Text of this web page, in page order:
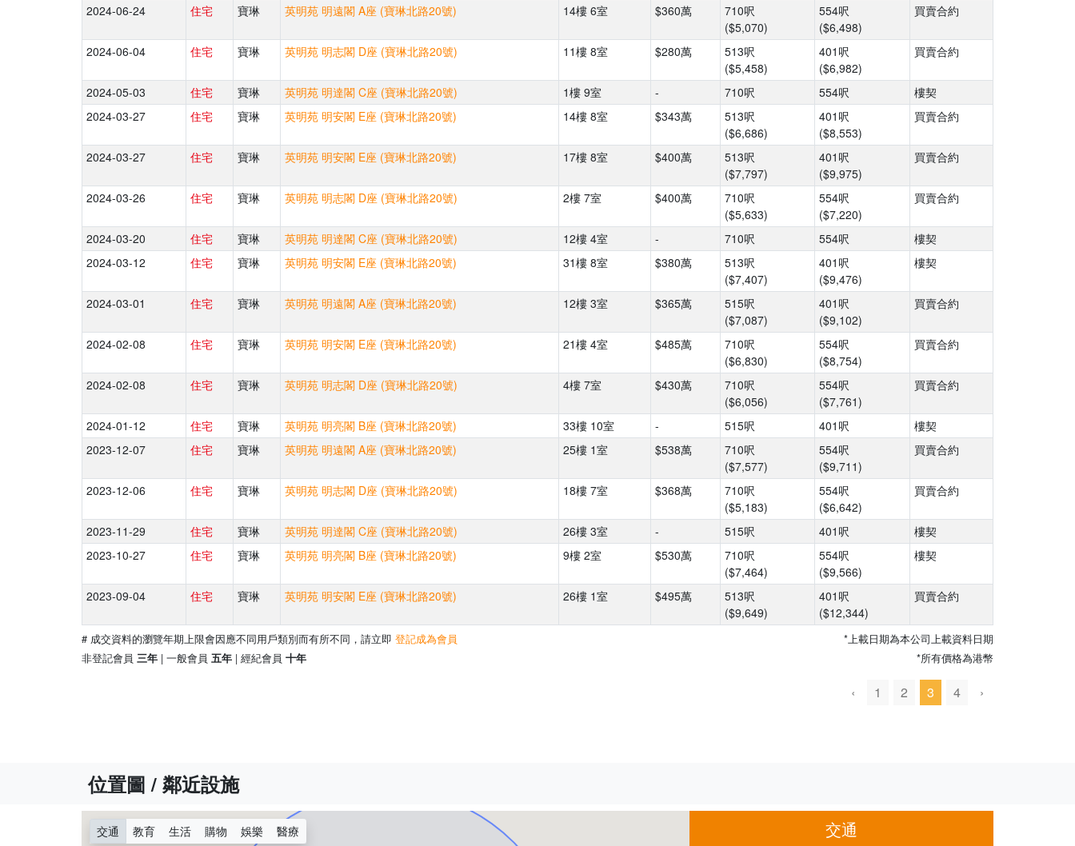
2024-06-24 住宅 寶琳 英明苑 明遠閣 A座 (寶琳北路20號) 14樓 6室 $360萬
710呎
($5,070)
554呎
($6,498)
買賣合約
2024-06-04 住宅 寶琳 英明苑 明志閣 D座 (寶琳北路20號) 11樓 8室 $280萬
513呎
($5,458)
401呎
($6,982)
買賣合約
2024-05-03 住宅 寶琳 英明苑 明達閣 C座 (寶琳北路20號) 1樓 9室 - 710呎 554呎
樓契
2024-03-27
住宅 寶琳 英明苑 明安閣 E座 (寶琳北路20號) 14樓 8室 $343萬
513呎
($6,686)
401呎
($8,553)
買賣合約
2024-03-27 住宅 寶琳 英明苑 明安閣 E座 (寶琳北路20號) 17樓 8室 $400萬
513呎
($7,797)
401呎
($9,975)
買賣合約
2024-03-26 住宅 寶琳 英明苑 明志閣 D座 (寶琳北路20號) 2樓 7室 $400萬
710呎
($5,633)
554呎
($7,220)
買賣合約
2024-03-20 住宅 寶琳 英明苑 明達閣 C座 (寶琳北路20號) 12樓 4室 - 710呎 554呎
樓契
2024-03-12
住宅 寶琳 英明苑 明安閣 E座 (寶琳北路20號) 31樓 8室 $380萬
513呎
($7,407)
401呎
($9,476)
樓契
2024-03-01 住宅 寶琳 英明苑 明遠閣 A座 (寶琳北路20號) 12樓 3室 $365萬
515呎
($7,087)
401呎
($9,102)
買賣合約
2024-02-08 住宅 寶琳 英明苑 明安閣 E座 (寶琳北路20號) 21樓 4室 $485萬
710呎
($6,830)
554呎
($8,754)
買賣合約
2024-02-08 住宅 寶琳 英明苑 明志閣 D座 (寶琳北路20號) 4樓 7室 $430萬
710呎
($6,056)
554呎
($7,761)
買賣合約
2024-01-12 住宅 寶琳 英明苑 明亮閣 B座 (寶琳北路20號) 33樓 10室 - 515呎 401呎
樓契
2023-12-07
住宅 寶琳 英明苑 明遠閣 A座 (寶琳北路20號) 25樓 1室 $538萬
710呎
($7,577)
554呎
($9,711)
買賣合約
2023-12-06 住宅 寶琳 英明苑 明志閣 D座 (寶琳北路20號) 18樓 7室 $368萬
710呎
($5,183)
554呎
($6,642)
買賣合約
2023-11-29 住宅 寶琳 英明苑 明達閣 C座 (寶琳北路20號) 26樓 3室 - 515呎 401呎
樓契
2023-10-27
住宅 寶琳 英明苑 明亮閣 B座 (寶琳北路20號) 9樓 2室 $530萬
710呎
($7,464)
554呎
($9,566)
樓契
2023-09-04 住宅 寶琳 英明苑 明安閣 E座 (寶琳北路20號) 26樓 1室 $495萬
513呎
($9,649)
401呎
($12,344)
買賣合約
# 成交資料的瀏覽年期上限會因應不同用戶類別而有所不同，請立即 登記成為會員
非登記會員 三年 | 一般會員 五年 | 經紀會員 十年
*上載日期為本公司上載資料日期
*所有價格為港幣
‹ 1 2 3 4 ›
位置圖 / 鄰近設施
交通 教育 生活 購物 娛樂 醫療 交通